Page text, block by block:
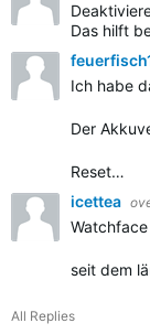
Das hilft
Ich habe
Der
Reset…
icettea
seit dem
All Replies